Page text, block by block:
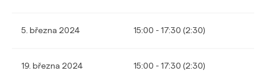
5. března 2024 15:00 - 17:30 (2:30)
19. března 2024 15:00 - 17:30 (2:30)